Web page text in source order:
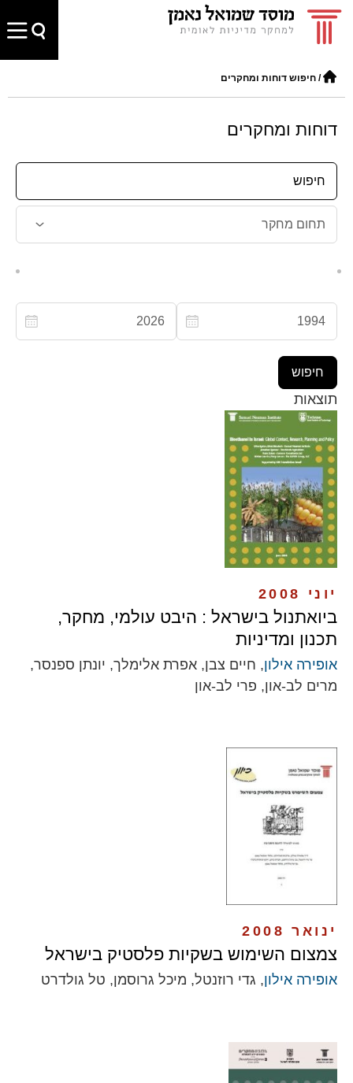
/ חיפוש דוחות ומחקרים
דוחות ומחקרים
תוצאות
יוני 2008
ביואתנול בישראל : היבט עולמי, מחקר,
תכנון ומדיניות
אופירה אילון, חיים צבן, אפרת אלימלך, יונתן ספנסר,
מרים לב-און, פרי לב-און
ינואר 2008
צמצום השימוש בשקיות פלסטיק בישראל
אופירה אילון, גדי רוזנטל, מיכל גרוסמן, טל גולדרט